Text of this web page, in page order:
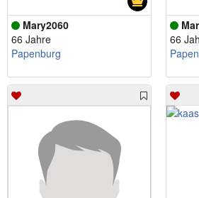
Mary2060
66 Jahre
Papenburg
66